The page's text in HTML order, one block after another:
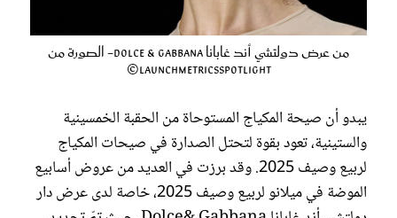
من عرض دولتشي أند غابانا Dolce & Gabbana- الصورة من
LaunchmetricsSpotlight©
يبدو أن صيحة المكياج المستوحاة من الحقبة الخمسينية
والستينية، تعود بقوة لتحتل الصدارة في صيحات المكياج
لربيع وصيف 2025. وقد برزت في العديد من عروض أسابيع
الموضة في ميلانو لربيع وصيف 2025، خاصة لدى عرض دار